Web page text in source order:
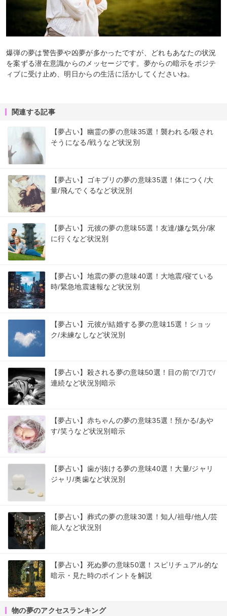
爆弾の夢は警告夢や凶夢が多かったですが、どれもあなたの状況
を案ずる潜在意識からのメッセージです。夢からの暗示をポジテ
ィブに受け止め、明日からの生活に活かしてくださいね。
関連する記事
【夢占い】幽霊の夢の意味35選！襲われる/殺され
そうになる/戦うなど状況別
【夢占い】ゴキブリの夢の意味35選！体につく/大
量/飛んでくるなど状況別
【夢占い】元彼の夢の意味55選！友達/嫌な気分/家
に行くなど状況別
【夢占い】地震の夢の意味40選！大地震/寝ている
時/緊急地震速報など状況別
【夢占い】元彼が結婚する夢の意味15選！ショッ
ク/未練なしなど状況別
【夢占い】殺される夢の意味50選！目の前で/刀で/
連続など状況別暗示
【夢占い】赤ちゃんの夢の意味35選！預かる/あや
す/笑うなど状況別暗示
【夢占い】歯が抜ける夢の意味40選！大量/ジャリ
ジャリ/奥歯など状況別
【夢占い】葬式の夢の意味30選！知人/祖母/他人/芸
能人など状況別
【夢占い】死ぬ夢の意味50選！スピリチュアル的な
暗示・見た時のポイントを解説
物の夢のアクセスランキング